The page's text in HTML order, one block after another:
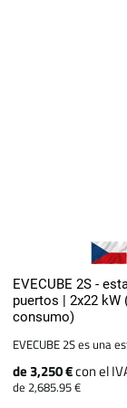
EVECUBE 2S -
puertos | 2x22 kW
consumo)
EVECUBE 2S es una
de 3,250 €con el
de 2,685.95 €